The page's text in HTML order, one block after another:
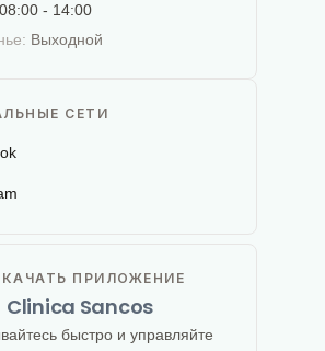
08:00 - 14:00
Выходной
СЕТИ
ПРИЛОЖЕНИЕ
Clinica Sancos
быстро и управляйте